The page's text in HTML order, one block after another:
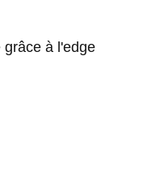
grâce à l'edge